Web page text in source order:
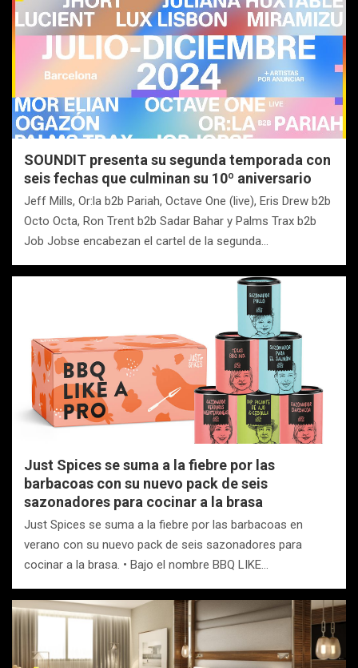
SOUNDIT presenta su segunda temporada con
seis fechas que culminan su 10º aniversario
Jeff Mills, Or:la b2b Pariah, Octave One (live), Eris Drew b2b
Octo Octa, Ron Trent b2b Sadar Bahar y Palms Trax b2b
Job Jobse encabezan el cartel de la segunda…
Just Spices se suma a la fiebre por las
barbacoas con su nuevo pack de seis
sazonadores para cocinar a la brasa
Just Spices se suma a la fiebre por las barbacoas en
verano con su nuevo pack de seis sazonadores para
cocinar a la brasa. • Bajo el nombre BBQ LIKE…